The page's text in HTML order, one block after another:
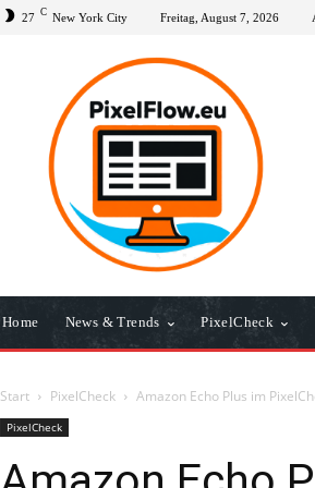
27 C New York City Freitag, August 7, 2026
Home News & Trends PixelCheck
Start PixelCheck Amazon Echo Plus im
PixelCheck